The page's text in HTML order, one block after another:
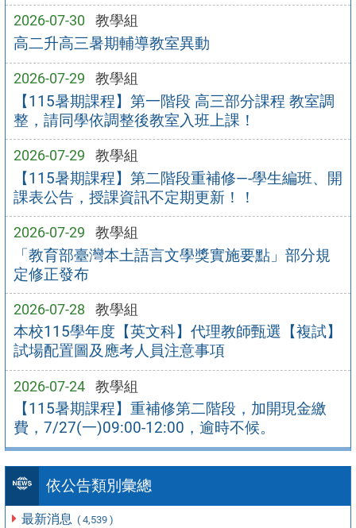
2026-07-30 教學組
高二升高三暑期輔導教室異動
2026-07-29 教學組
【115暑期課程】第一階段 高三部分課程 教室調
整，請同學依調整後教室入班上課！
2026-07-29 教學組
【115暑期課程】第二階段重補修—-學生編班、開
課表公告，授課資訊不定期更新！！
2026-07-29 教學組
「教育部臺灣本土語言文學獎實施要點」部分規
定修正發布
2026-07-28 教學組
本校115學年度【英文科】代理教師甄選【複試】
試場配置圖及應考人員注意事項
2026-07-24 教學組
【115暑期課程】重補修第二階段，加開現金繳
費，7/27(一)09:00-12:00，逾時不候。
依公告類別彙總
最新消息 ( 4,539 )